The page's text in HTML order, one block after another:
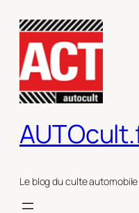
contenu
Le blog du culte